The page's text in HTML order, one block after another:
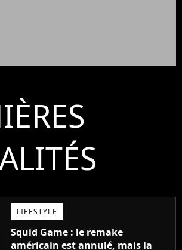
LIFESTYLE
Squid Game : le remake
américain est annulé, mais la